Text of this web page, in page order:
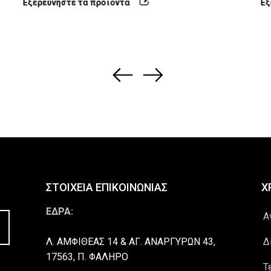
Εξερευνήστε τα προϊόντα
ΣΤΟΙΧΕΙΑ ΕΠΙΚΟΙΝΩΝΙΑΣ
ΕΔΡΑ:
Λ. ΑΜΦΙΘΕΑΣ 14 & ΑΓ. ΑΝΑΡΓΥΡΩΝ 43,
17563, Π. ΦΑΛΗΡΟ